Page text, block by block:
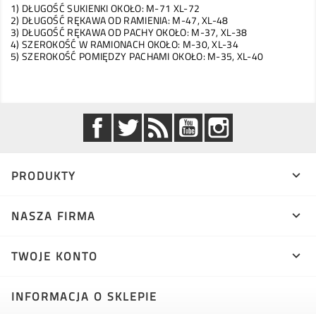
1) DŁUGOŚĆ SUKIENKI OKOŁO: M-71 XL-72
2) DŁUGOŚĆ RĘKAWA OD RAMIENIA: M-47, XL-48
3) DŁUGOŚĆ RĘKAWA OD PACHY OKOŁO: M-37, XL-38
4) SZEROKOŚĆ W RAMIONACH OKOŁO: M-30, XL-34
5) SZEROKOŚĆ POMIĘDZY PACHAMI OKOŁO: M-35, XL-40
FacebookTwitter Rss YouTube
PRODUKTY 
NASZA FIRMA 
TWOJE KONTO 
INFORMACJA O SKLEPIE